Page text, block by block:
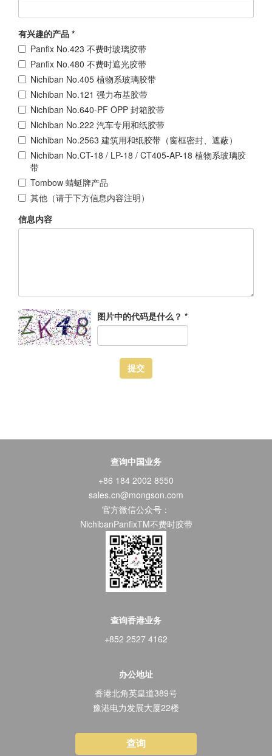
有兴趣的产品 *
Panfix No.423 不费时玻璃胶带
Panfix No.480 不费时遮光胶带
Nichiban No.405 植物系玻璃胶带
Nichiban No.121 强力布基胶带
Nichiban No.640-PF OPP 封箱胶带
Nichiban No.222 汽车专用和纸胶带
Nichiban No.2563 建筑用和纸胶带（窗框密封、遮蔽）
Nichiban No.CT-18 / LP-18 / CT405-AP-18 植物系玻璃胶
带
Tombow 蜻蜓牌产品
其他（请于下方信息内容注明）
信息内容
图片中的代码是什么？ *
提交
查询中国业务
+86 184 2002 8550
sales.cn@mongson.com
官方微信公众号：
NichibanPanfixTM不费时胶带
查询香港业务
+852 2527 4162
办公地址
香港北角英皇道389号
豫港电力发展大厦22楼
查询